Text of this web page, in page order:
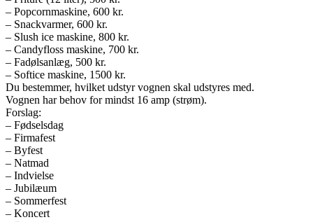
– Popcornmaskine, 600 kr.
– Snackvarmer, 600 kr.
– Slush ice maskine, 800 kr.
– Candyfloss maskine, 700 kr.
– Fadølsanlæg, 500 kr.
– Softice maskine, 1500 kr.
Du bestemmer, hvilket udstyr vognen skal udstyres med.
Vognen har behov for mindst 16 amp (strøm).
Forslag:
– Fødselsdag
– Firmafest
– Byfest
– Natmad
– Indvielse
– Jubilæum
– Sommerfest
– Koncert